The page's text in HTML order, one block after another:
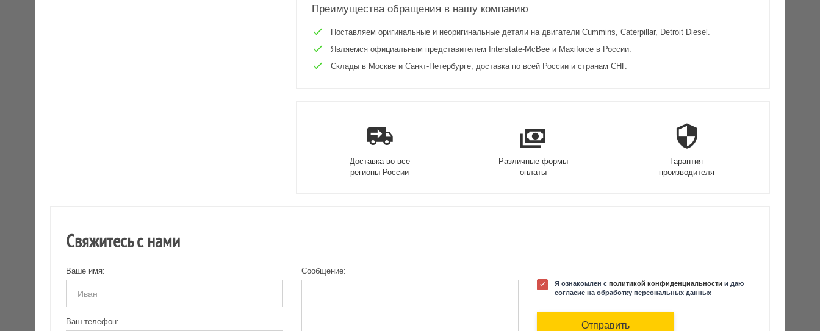
Преимущества обращения в нашу компанию
Поставляем оригинальные и неоригинальные детали на двигатели Cummins, Caterpillar, Detroit Diesel.
Являемся официальным представителем Interstate-McBee и Maxiforce в России.
Склады в Москве и Санкт-Петербурге, доставка по всей России и странам СНГ.
Доставка во все
регионы России
Различные формы
оплаты
Гарантия
производителя
Свяжитесь с нами
Ваше имя:
Ваш телефон:
Сообщение:
Я ознакомлен с политикой конфиденциальности и даю
согласие на обработку персональных данных
Отправить